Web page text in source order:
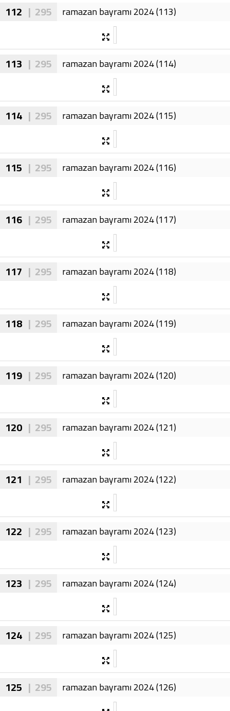
112 | 295 ramazan bayramı 2024 (113)
113 | 295 ramazan bayramı 2024 (114)
114 | 295 ramazan bayramı 2024 (115)
115 | 295 ramazan bayramı 2024 (116)
116 | 295 ramazan bayramı 2024 (117)
117 | 295 ramazan bayramı 2024 (118)
118 | 295 ramazan bayramı 2024 (119)
119 | 295 ramazan bayramı 2024 (120)
120 | 295 ramazan bayramı 2024 (121)
121 | 295 ramazan bayramı 2024 (122)
122 | 295 ramazan bayramı 2024 (123)
123 | 295 ramazan bayramı 2024 (124)
124 | 295 ramazan bayramı 2024 (125)
125 | 295 ramazan bayramı 2024 (126)